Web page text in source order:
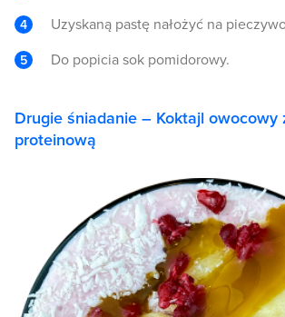
Uzyskaną pastę nałożyć na
Do popicia sok pomidorowy.
Drugie śniadanie – Koktajl owocowy
proteinową